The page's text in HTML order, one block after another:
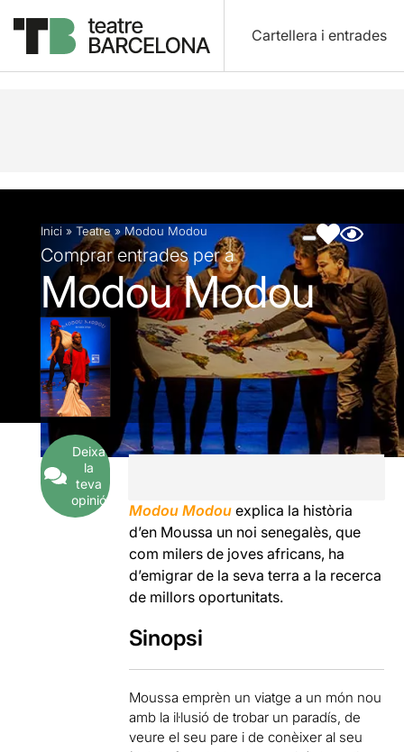
Cartellera i entrades
Descripció Fitxa artística Fotos i vídeos
Inici » Teatre» Modou Modou
Comprar entrades per a
Modou Modou
Deixa
la
teva
opinió
Modou Modou explica la història
d’en Moussa un noi senegalès, que
com milers de joves africans, ha
d’emigrar de la seva terra a la recerca
de millors oportunitats.
Sinopsi
Moussa emprèn un viatge a un món nou
amb la il·lusió de trobar un paradís, de
veure el seu pare i de conèixer al seu